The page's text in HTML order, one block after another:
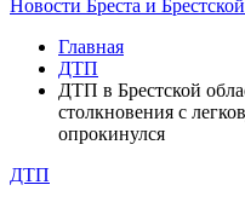
Новости Бреста и
Главная
ДТП
ДТП в Брестской
столкновения с
опрокинулся
ДТП